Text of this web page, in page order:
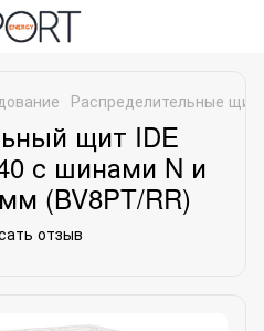
Распределительные
щит IDE
с шинами N и
(BV8PT/RR)
отзыв